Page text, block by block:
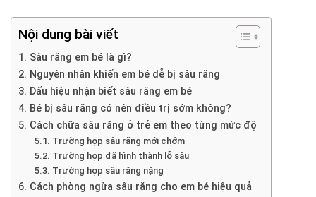
Nội dung bài viết
1. Sâu răng em bé là gì?
2. Nguyên nhân khiến em bé dễ bị sâu răng
3. Dấu hiệu nhận biết sâu răng em bé
4. Bé bị sâu răng có nên điều trị sớm không?
5. Cách chữa sâu răng ở trẻ em theo từng mức độ
5.1. Trường hợp sâu răng mới chớm
5.2. Trường hợp đã hình thành lỗ sâu
5.3. Trường hợp sâu răng nặng
6. Cách phòng ngừa sâu răng cho em bé hiệu quả